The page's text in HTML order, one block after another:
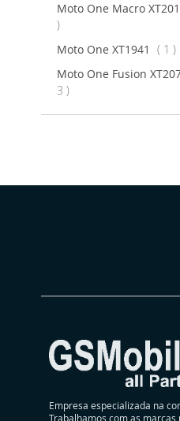
Moto One Macro
artigos
Moto One XT1941
1
Moto One Fusion
3 artigos
Empresa especializada na
Trabalhamos com as